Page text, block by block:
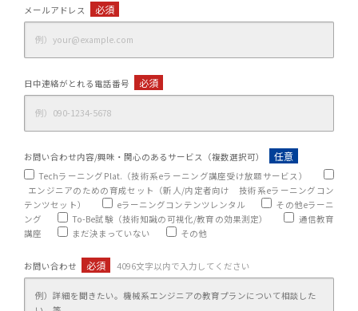
メールアドレス 必須
日中連絡がとれる電話番号 必須
お問い合わせ内容/興味・関心のあるサービス（複数選択可） 任意
TechラーニングPlat.（技術系eラーニング講座受け放題サービス）
エンジニアのための育成セット（新人/内定者向け 技術系eラーニングコン
テンツセット）
eラーニングコンテンツレンタル
その他eラーニ
ング
To-Be試験（技術知識の可視化/教育の効果測定）
通信教育
講座
まだ決まっていない その他
お問い合わせ 必須 4096文字以内で入力してください